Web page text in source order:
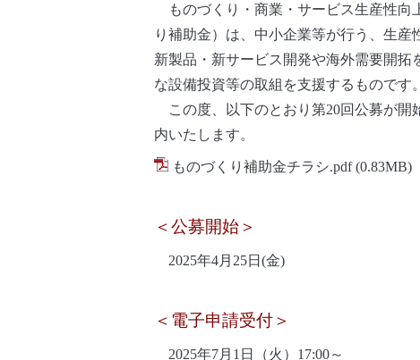
ものづくり・商業・サービス生産性向
り補助金）は、中小企業等が行う、生産
新製品・新サービス開発や海外需要開拓
な設備投資等の取組を支援するものです。
この度、以下のとおり第20回公募が開
内いたします。
ものづくり補助金チラシ.pdf (0.83MB)
＜公募開始＞
2025年4月25日(金)
＜電子申請受付＞
2025年7月1日（火）17:00～